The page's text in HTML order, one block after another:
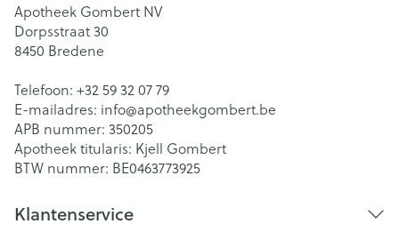
Apotheek Gombert NV
Dorpsstraat 30
8450 Bredene
Telefoon: +32 59 32 07 79
E-mailadres: info@apotheekgombert.be
APB nummer: 350205
Apotheek titularis: Kjell Gombert
BTW nummer: BE0463773925
Klantenservice